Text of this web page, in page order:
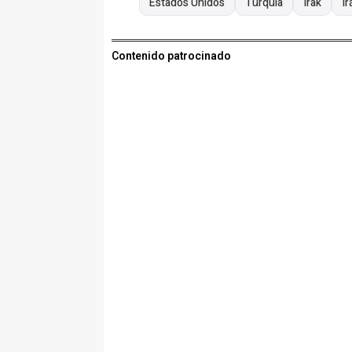
Contenido patrocinado